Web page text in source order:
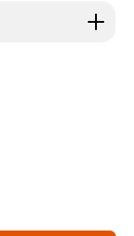
Wert